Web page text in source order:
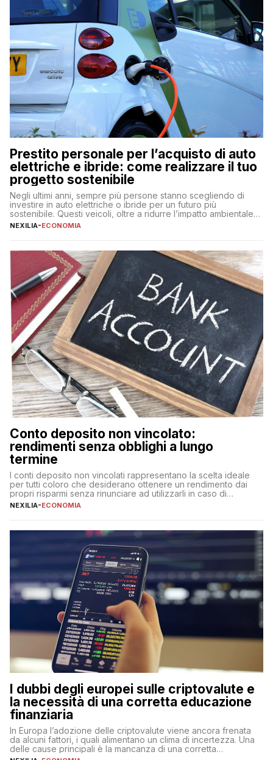
Prestito personale per l’acquisto di auto
elettriche e ibride: come realizzare il tuo
progetto sostenibile
Negli ultimi anni, sempre più persone stanno scegliendo di
investire in auto elettriche o ibride per un futuro più
sostenibile. Questi veicoli, oltre a ridurre l’impatto ambientale,
offrono vantaggi economici a lungo termine, come minori costi
fare se non […]
NEXILIA-ECONOMIA
Conto deposito non vincolato:
rendimenti senza obblighi a lungo
termine
I conti deposito non vincolati rappresentano la scelta ideale
per tutti coloro che desiderano ottenere un rendimento dai
propri risparmi senza rinunciare ad utilizzarli in caso di
necessità. A differenza delle forme vincolate tradizionali,
flessibilità e rendimento. Come funzionano […]
NEXILIA-ECONOMIA
I dubbi degli europei sulle criptovalute e
la necessità di una corretta educazione
finanziaria
In Europa l’adozione delle criptovalute viene ancora frenata
da alcuni fattori, i quali alimentano un clima di incertezza. Una
delle cause principali è la mancanza di una corretta
educazione finanziaria, che impedisce ad una larga parte della